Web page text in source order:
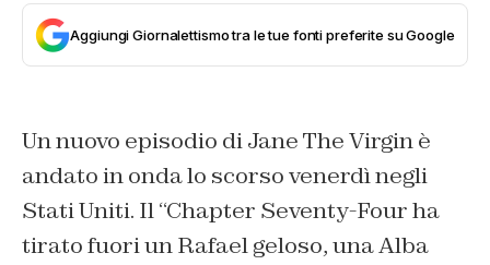
Aggiungi Giornalettismo tra le tue fonti preferite su Google
Un nuovo episodio di Jane The Virgin è
andato in onda lo scorso venerdì negli
Stati Uniti. Il “Chapter Seventy-Four ha
tirato fuori un Rafael geloso, una Alba